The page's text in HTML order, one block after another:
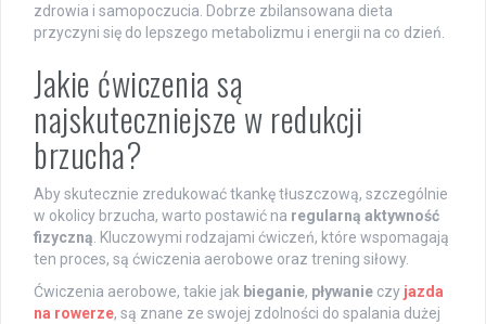
zdrowia i samopoczucia. Dobrze zbilansowana dieta
przyczyni się do lepszego metabolizmu i energii na co dzień.
Jakie ćwiczenia są
najskuteczniejsze w redukcji
brzucha?
Aby skutecznie zredukować tkankę tłuszczową, szczególnie
w okolicy brzucha, warto postawić na regularną aktywność
fizyczną. Kluczowymi rodzajami ćwiczeń, które wspomagają
ten proces, są ćwiczenia aerobowe oraz trening siłowy.
Ćwiczenia aerobowe, takie jak bieganie, pływanie czy jazda
na rowerze, są znane ze swojej zdolności do spalania dużej